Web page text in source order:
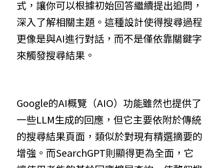
式，讓你可以根據初始回答繼續提出追問，
深入了解相關主題。這種設計使得搜尋過程
更像是與AI進行對話，而不是僅依靠關鍵字
來觸發搜尋結果。
Google的AI概覽（AIO）功能雖然也提供了
一些LLM生成的回應，但它主要依附於傳統
的搜尋結果頁面，類似於對現有精選摘要的
增強。而SearchGPT則顯得更為全面，它